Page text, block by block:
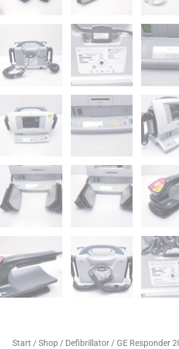
Start / Shop / Defibrillator / GE Responder